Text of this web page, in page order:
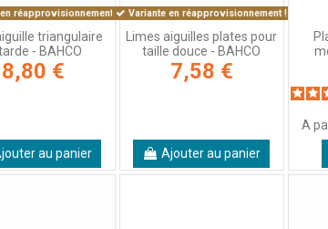
réapprovisionnement !
triangulaire
- BAHCO
8,80 €
au panier
Variante en réapprovisionnement !
Limes aiguilles plates pour
taille douce - BAHCO
7,58 €
Ajouter au panier
A